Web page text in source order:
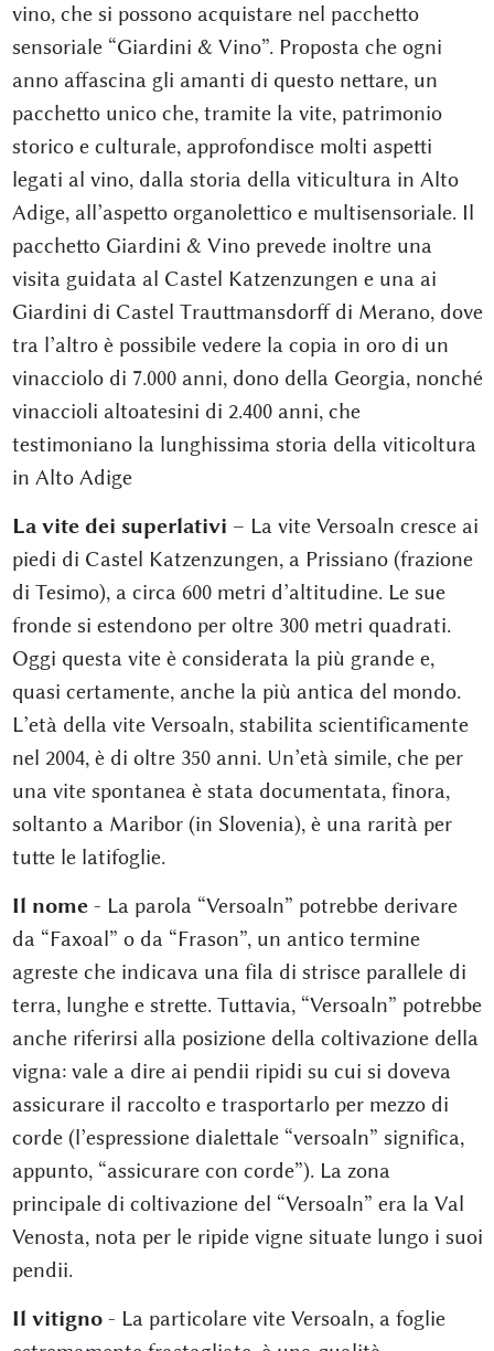
vino, che si possono acquistare nel pacchetto
sensoriale “Giardini & Vino”. Proposta che ogni
anno affascina gli amanti di questo nettare, un
pacchetto unico che, tramite la vite, patrimonio
storico e culturale, approfondisce molti aspetti
legati al vino, dalla storia della viticultura in Alto
Adige, all’aspetto organolettico e multisensoriale. Il
pacchetto Giardini & Vino prevede inoltre una
visita guidata al Castel Katzenzungen e una ai
Giardini di Castel Trauttmansdorff di Merano, dove
tra l’altro è possibile vedere la copia in oro di un
vinacciolo di 7.000 anni, dono della Georgia, nonché
vinaccioli altoatesini di 2.400 anni, che
testimoniano la lunghissima storia della viticoltura
in Alto Adige
La vite dei superlativi – La vite Versoaln cresce ai
piedi di Castel Katzenzungen, a Prissiano (frazione
di Tesimo), a circa 600 metri d’altitudine. Le sue
fronde si estendono per oltre 300 metri quadrati.
Oggi questa vite è considerata la più grande e,
quasi certamente, anche la più antica del mondo.
L’età della vite Versoaln, stabilita scientificamente
nel 2004, è di oltre 350 anni. Un’età simile, che per
una vite spontanea è stata documentata, finora,
soltanto a Maribor (in Slovenia), è una rarità per
tutte le latifoglie.
Il nome- La parola “Versoaln” potrebbe derivare
da “Faxoal” o da “Frason”, un antico termine
agreste che indicava una fila di strisce parallele di
terra, lunghe e strette. Tuttavia, “Versoaln” potrebbe
anche riferirsi alla posizione della coltivazione della
vigna: vale a dire ai pendii ripidi su cui si doveva
assicurare il raccolto e trasportarlo per mezzo di
corde (l’espressione dialettale “versoaln” significa,
appunto, “assicurare con corde”). La zona
principale di coltivazione del “Versoaln” era la Val
Venosta, nota per le ripide vigne situate lungo i suoi
pendii.
Il vitigno- La particolare vite Versoaln, a foglie